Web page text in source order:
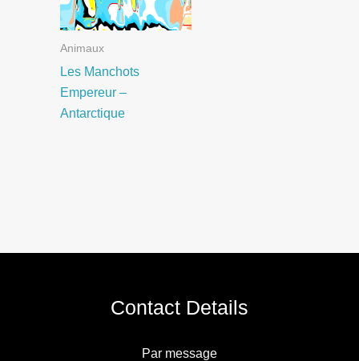
Animaux
Les Manchots
Empereur –
Antarctique
Contact Details
Par message